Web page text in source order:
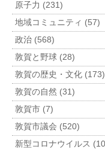
原子力 (231)
地域コミュニティ (57)
政治 (568)
敦賀と野球 (28)
敦賀の歴史・文化 (173)
敦賀の自然 (31)
敦賀市 (7)
敦賀市議会 (520)
新型コロナウイルス